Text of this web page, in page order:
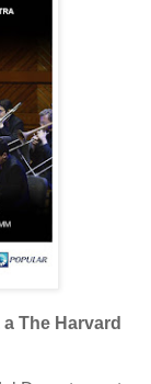
The Harvard